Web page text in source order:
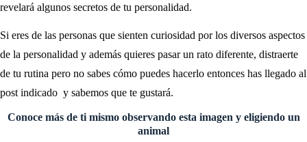
revelará algunos secretos de tu personalidad.
Si eres de las personas que sienten curiosidad por los diversos aspectos
de la personalidad y además quieres pasar un rato diferente, distraerte
de tu rutina pero no sabes cómo puedes hacerlo entonces has llegado al
post indicado y sabemos que te gustará.
Conoce más de ti mismo observando esta imagen y eligiendo un
animal